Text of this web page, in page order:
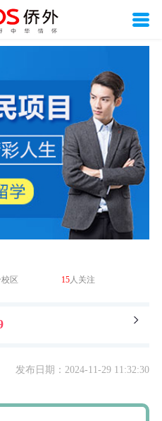
区 15人关注
发布日期：2024-11-29 11:32:30